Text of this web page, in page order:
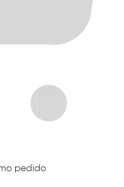
pedido